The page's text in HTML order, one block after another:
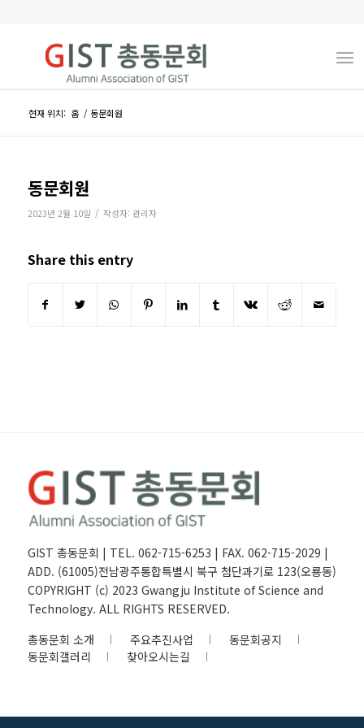
현재 위치: 홈 / 동문회원
동문회원
2023년 2월 10일 / 작성자: 관리자
Share this entry
GIST 총동문회 | TEL. 062-715-6253 | FAX. 062-715-2029 |
ADD. (61005)전남광주통합특별시 북구 첨단과기로 123(오룡동)
COPYRIGHT (c) 2023 Gwangju Institute of Science and
Technology. ALL RIGHTS RESERVED.
총동문회 소개
주요추진사업
동문회공지
동문회갤러리
찾아오시는길